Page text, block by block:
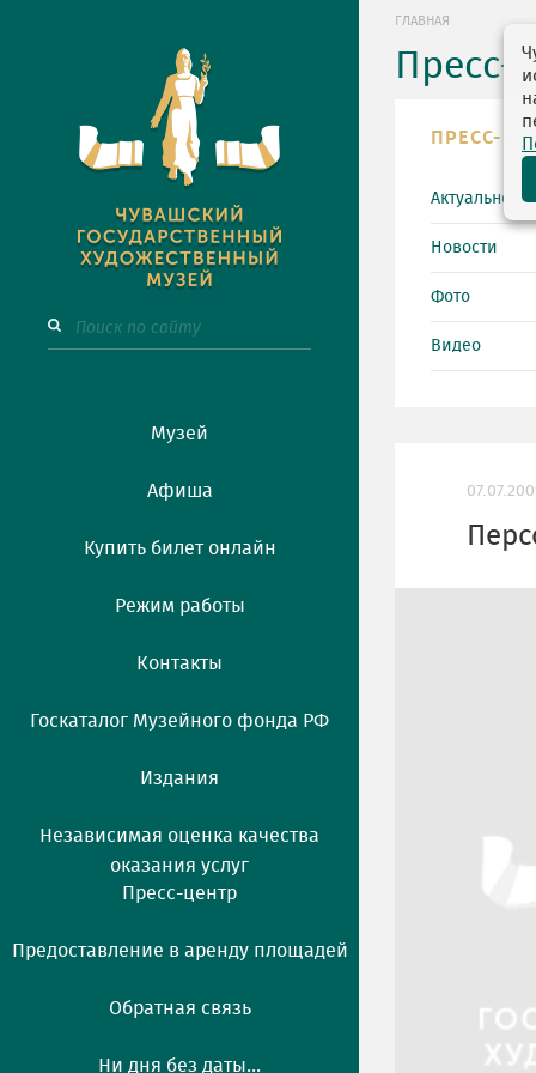
Музей
Афиша
Купить билет онлайн
Режим работы
Контакты
Госкаталог Музейного фонда РФ
Издания
Независимая оценка качества
оказания услуг
Пресс-центр
Предоставление в аренду площадей
Обратная связь
Ни дня без даты...
ГЛАВНАЯ
Пресс-
ПРЕСС-
Актуально
Новости
Фото
Видео